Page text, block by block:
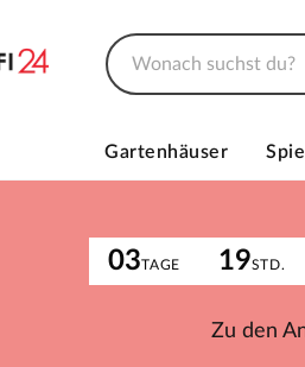
Gartenhäuser
03TAGE 19STD.
Zu den